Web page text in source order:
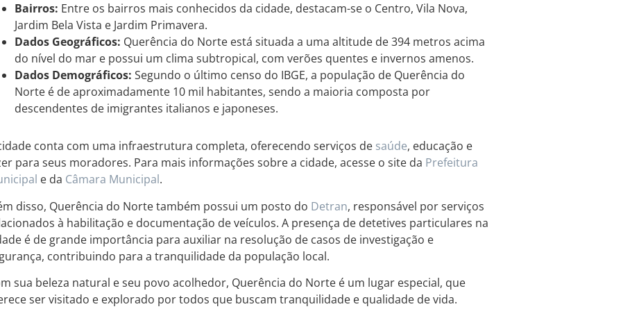
Bairros: Entre os bairros mais conhecidos da cidade, destacam-se o Centro, Vila Nova,
Jardim Bela Vista e Jardim Primavera.
Dados Geográficos: Querência do Norte está situada a uma altitude de 394 metros acima
do nível do mar e possui um clima subtropical, com verões quentes e invernos amenos.
Dados Demográficos: Segundo o último censo do IBGE, a população de Querência do
Norte é de aproximadamente 10 mil habitantes, sendo a maioria composta por
descendentes de imigrantes italianos e japoneses.
conta com uma infraestrutura completa, oferecendo serviços de saúde, educação e
para seus moradores. Para mais informações sobre a cidade, acesse o site da Prefeitura
e da Câmara Municipal.
disso, Querência do Norte também possui um posto do Detran, responsável por serviços
à habilitação e documentação de veículos. A presença de detetives particulares na
é de grande importância para auxiliar na resolução de casos de investigação e
contribuindo para a tranquilidade da população local.
sua beleza natural e seu povo acolhedor, Querência do Norte é um lugar especial, que
ser visitado e explorado por todos que buscam tranquilidade e qualidade de vida.